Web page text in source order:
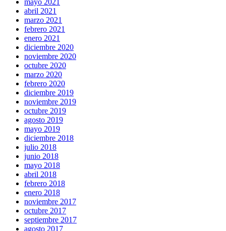
mayo 2021
abril 2021
marzo 2021
febrero 2021
enero 2021
diciembre 2020
noviembre 2020
octubre 2020
marzo 2020
febrero 2020
diciembre 2019
noviembre 2019
octubre 2019
agosto 2019
mayo 2019
diciembre 2018
julio 2018
junio 2018
mayo 2018
abril 2018
febrero 2018
enero 2018
noviembre 2017
octubre 2017
septiembre 2017
agosto 2017